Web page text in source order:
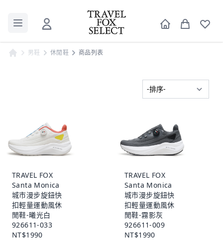
男鞋 休閒鞋 商品列表
TRAVEL FOX
Santa Monica
城市漫步旋鈕快
扣輕量運動風休
閒鞋-曦光白
926611-033
NT$1990
TRAVEL FOX
Santa Monica
城市漫步旋鈕快
扣輕量運動風休
閒鞋-霧影灰
926611-009
NT$1990